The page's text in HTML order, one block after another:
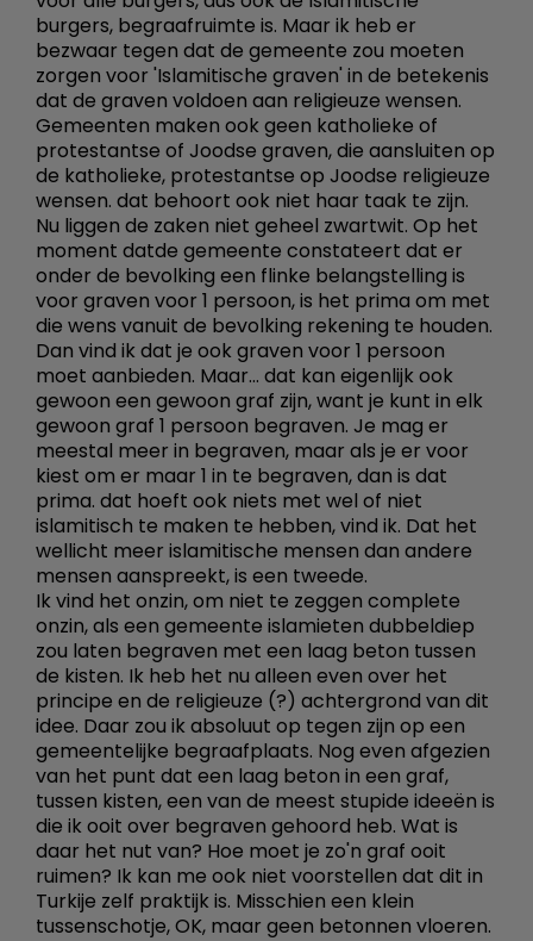
burgers, begraafruimte is. Maar ik heb er
bezwaar tegen dat de gemeente zou moeten
zorgen voor 'Islamitische graven' in de betekenis
dat de graven voldoen aan religieuze wensen.
Gemeenten maken ook geen katholieke of
protestantse of Joodse graven, die aansluiten op
de katholieke, protestantse op Joodse religieuze
wensen. dat behoort ook niet haar taak te zijn.
Nu liggen de zaken niet geheel zwartwit. Op het
moment datde gemeente constateert dat er
onder de bevolking een flinke belangstelling is
voor graven voor 1 persoon, is het prima om met
die wens vanuit de bevolking rekening te houden.
Dan vind ik dat je ook graven voor 1 persoon
moet aanbieden. Maar... dat kan eigenlijk ook
gewoon een gewoon graf zijn, want je kunt in elk
gewoon graf 1 persoon begraven. Je mag er
meestal meer in begraven, maar als je er voor
kiest om er maar 1 in te begraven, dan is dat
prima. dat hoeft ook niets met wel of niet
islamitisch te maken te hebben, vind ik. Dat het
wellicht meer islamitische mensen dan andere
mensen aanspreekt, is een tweede.
Ik vind het onzin, om niet te zeggen complete
onzin, als een gemeente islamieten dubbeldiep
zou laten begraven met een laag beton tussen
de kisten. Ik heb het nu alleen even over het
principe en de religieuze (?) achtergrond van dit
idee. Daar zou ik absoluut op tegen zijn op een
gemeentelijke begraafplaats. Nog even afgezien
van het punt dat een laag beton in een graf,
tussen kisten, een van de meest stupide ideeën is
die ik ooit over begraven gehoord heb. Wat is
daar het nut van? Hoe moet je zo'n graf ooit
ruimen? Ik kan me ook niet voorstellen dat dit in
Turkije zelf praktijk is. Misschien een klein
tussenschotje, OK, maar geen betonnen vloeren.